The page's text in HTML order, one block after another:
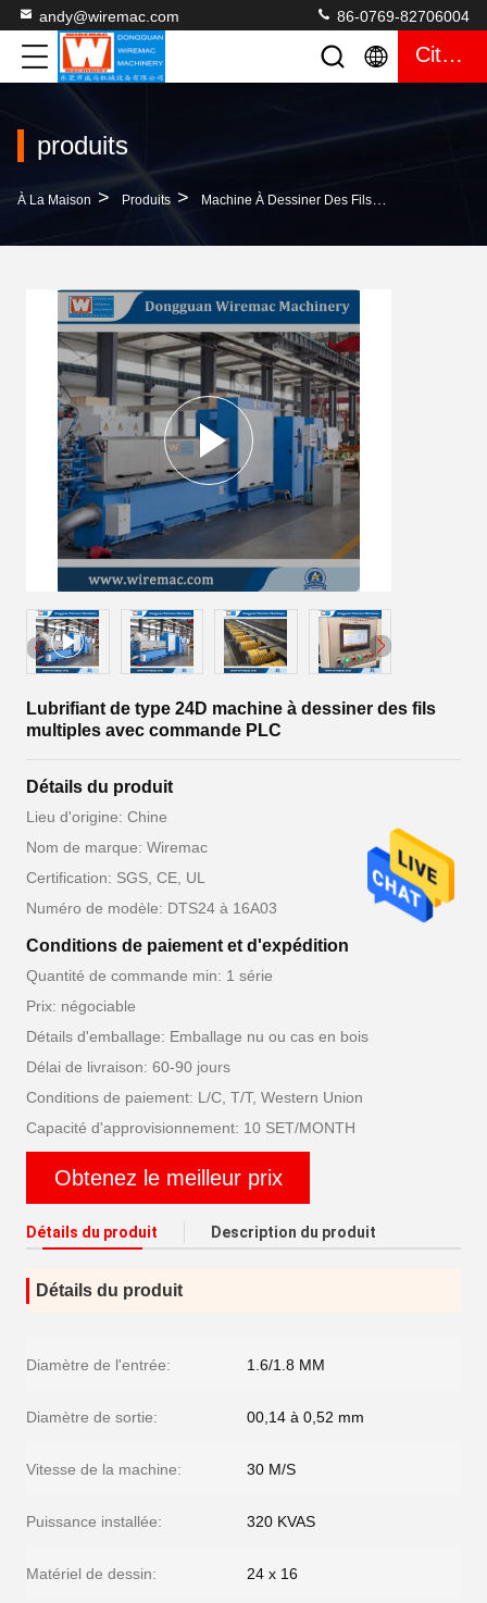
andy@wiremac.com 86-0769-82706004
Citation
produits
À La Maison > Produits > Machine À Dessiner Des Fils Multiples
Lubrifiant de type 24D machine à dessiner des fils
multiples avec commande PLC
Détails du produit
Lieu d'origine: Chine
Nom de marque: Wiremac
Certification: SGS, CE, UL
Numéro de modèle: DTS24 à 16A03
Conditions de paiement et d'expédition
Quantité de commande min: 1 série
Prix: négociable
Détails d'emballage: Emballage nu ou cas en bois
Délai de livraison: 60-90 jours
Conditions de paiement: L/C, T/T, Western Union
Capacité d'approvisionnement: 10 SET/MONTH
Obtenez le meilleur prix
Détails du produit Description du produit
Détails du produit
Diamètre de l'entrée: 1.6/1.8 MM
Diamètre de sortie: 00,14 à 0,52 mm
Vitesse de la machine: 30 M/S
Puissance installée: 320 KVAS
Matériel de dessin: 24 x 16